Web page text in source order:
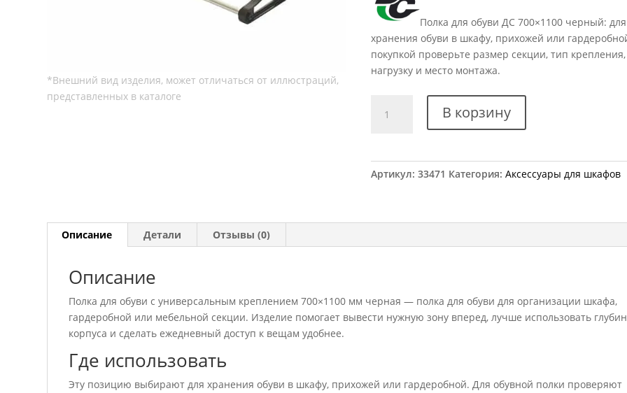
Полка для обуви ДС 700×1100 черный: для
хранения обуви в шкафу, прихожей или
покупкой проверьте размер секции, тип крепления,
нагрузку и место монтажа.
товара
мм
В корзину
Артикул:33471 Категория:Аксессуары для шкафов
Описание Детали Отзывы (0)
Описание
Полка для обуви с универсальным креплением 700×1100 мм черная — полка для обуви для организации шкафа,
гардеробной или мебельной секции. Изделие помогает вывести нужную зону вперед, лучше использовать
корпуса и сделать ежедневный доступ к вещам удобнее.
Где использовать
Эту позицию выбирают для хранения обуви в шкафу, прихожей или гардеробной. Для обувной полки проверяют